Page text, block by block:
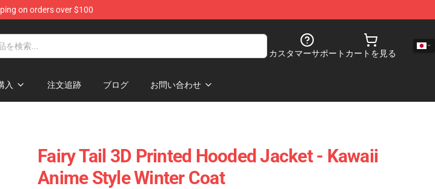
on orders over $100
カスタマーサポート カートを見る
入 注文追跡 ブログ お問い合わせ
Fairy Tail 3D Printed Hooded Jacket - Kawaii
Anime Style Winter Coat